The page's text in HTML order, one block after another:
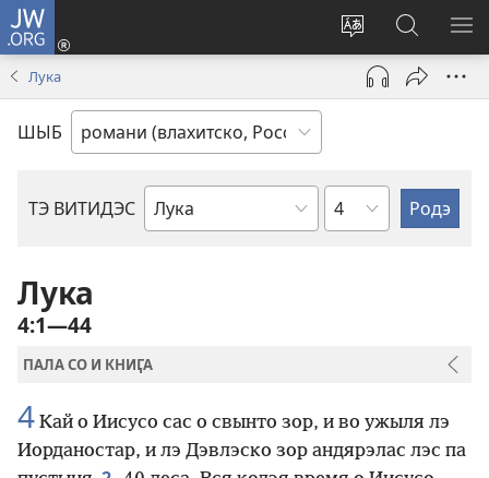
JW.ORG
Парув
шыб
Тэ
зажас
(открывается
Родэ
по
сайто
Лука
ШЫБ
ТЭ ВИТИДЭС
по
по
главам
Лука
4:1—44
ПАЛА СО И КНИӶА
4 Кай о Иисусо сас о свынто зор, и во ужыля лэ
Иорданостар, и лэ Дэвлэско зор андярэлас лэс па